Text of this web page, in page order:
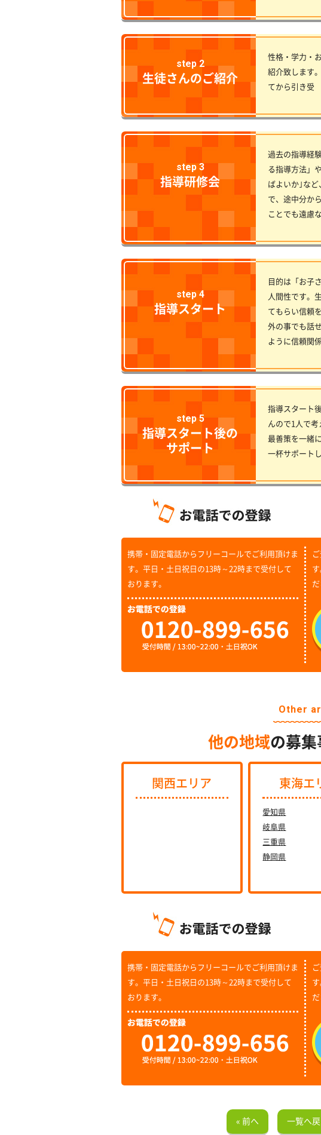
step 2
生徒さんのご紹介
性格・学力・
紹介致します
てから引き受
step 3
指導研修会
過去の指導経
る指導方法」
ばよいか｣な
で、途中分か
ことでも遠慮
step 4
指導スタート
目的は「お子
人間性です。
てもらい信頼
外の事でも話
ように信頼関
step 5
指導スタート後の
サポート
指導スタート
んので1人で
最善策を一緒
一杯サポートし
携帯・固定電話からフリーコールでご利用頂けま
す。平日・土日祝日の13時～22時まで受付して
おります。
だ
Other
他の地域の募集
関西エリア 東海エ
愛知県
岐阜県
三重県
静岡県
携帯・固定電話からフリーコールでご利用頂けま
す。平日・土日祝日の13時～22時まで受付して
おります。
だ
« 前へ 一覧へ戻